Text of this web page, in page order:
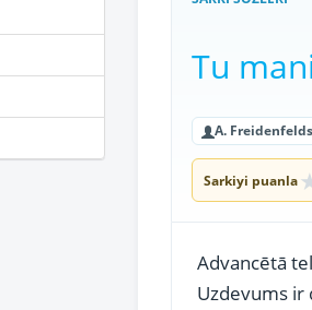
Tu
A.
Sarkiyi puanla
Advancētā
Uzdevums ir